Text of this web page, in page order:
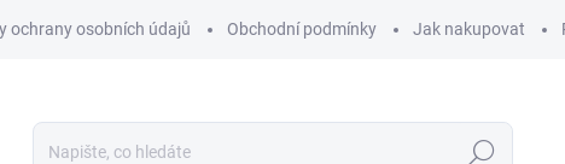
ochrany osobních údajů Obchodní podmínky Jak nakupovat
Hledat